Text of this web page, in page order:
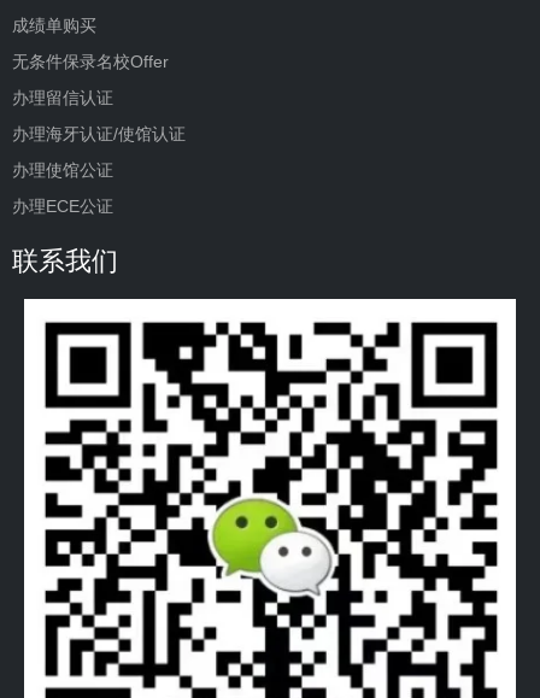
成绩单购买
无条件保录名校Offer
办理留信认证
办理海牙认证/使馆认证
办理使馆公证
办理ECE公证
联系我们